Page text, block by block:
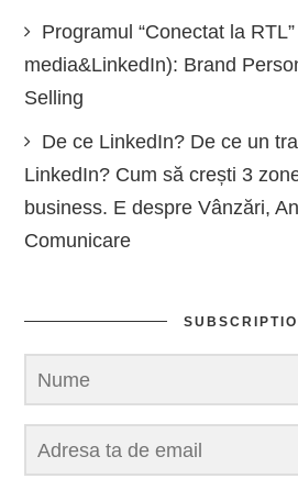
Programul “Conectat la
media&LinkedIn): Brand
Selling
De ce LinkedIn? De ce un
LinkedIn? Cum să crești 3
business. E despre Vânzări,
Comunicare